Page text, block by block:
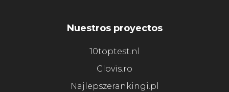
Nuestros proyectos
10toptest.nl
Clovis.ro
Najlepszerankingi.pl